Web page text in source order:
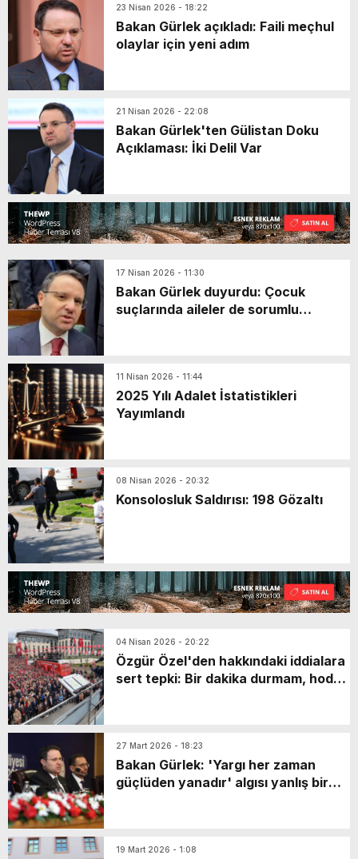
23 Nisan 2026 - 18:22
Bakan Gürlek açıkladı: Faili meçhul
olaylar için yeni adım
21 Nisan 2026 - 22:08
Bakan Gürlek'ten Gülistan Doku
Açıklaması: İki Delil Var
17 Nisan 2026 - 11:30
Bakan Gürlek duyurdu: Çocuk
suçlarında aileler de sorumlu
11 Nisan 2026 - 11:44
2025 Yılı Adalet İstatistikleri
Yayımlandı
08 Nisan 2026 - 20:32
Konsolosluk Saldırısı: 198 Gözaltı
04 Nisan 2026 - 20:22
Özgür Özel'den hakkındaki iddialara
sert tepki: Bir dakika durmam, hodri
27 Mart 2026 - 18:23
Bakan Gürlek: 'Yargı her zaman
güçlüden yanadır' algısı yanlış bir
19 Mart 2026 - 1:08